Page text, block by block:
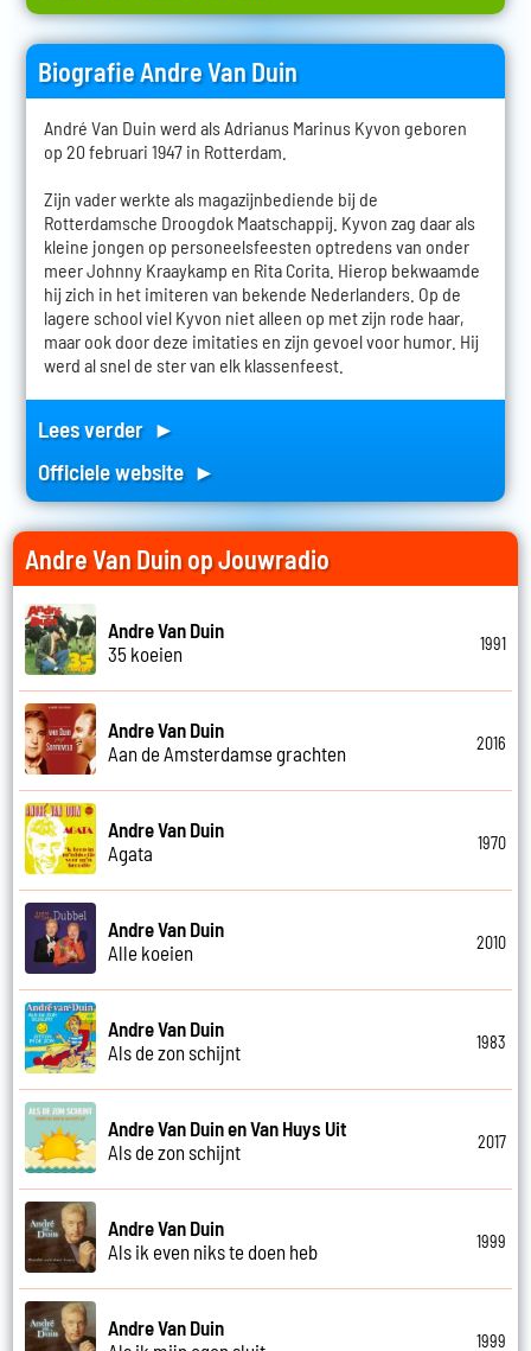
Biografie Andre Van Duin
André Van Duin werd als Adrianus Marinus Kyvon geboren
op 20 februari 1947 in Rotterdam.
Zijn vader werkte als magazijnbediende bij de
Rotterdamsche Droogdok Maatschappij. Kyvon zag daar als
kleine jongen op personeelsfeesten optredens van onder
meer Johnny Kraaykamp en Rita Corita. Hierop bekwaamde
hij zich in het imiteren van bekende Nederlanders. Op de
lagere school viel Kyvon niet alleen op met zijn rode haar,
maar ook door deze imitaties en zijn gevoel voor humor. Hij
werd al snel de ster van elk klassenfeest.
Lees verder ►
Officiele website ►
Andre Van Duin op Jouwradio
Andre Van Duin
35 koeien
1991
Andre Van Duin
Aan de Amsterdamse grachten
2016
Andre Van Duin
Agata
1970
Andre Van Duin
Alle koeien
2010
Andre Van Duin
Als de zon schijnt
1983
Andre Van Duin en Van Huys Uit
Als de zon schijnt
2017
Andre Van Duin
Als ik even niks te doen heb
1999
Andre Van Duin
1999